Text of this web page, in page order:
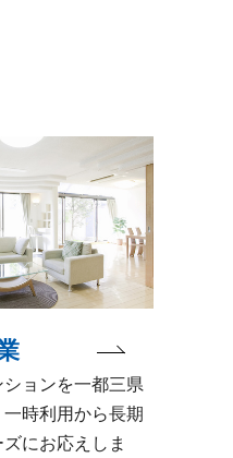
ョンを一都三県
時利用から長期
にお応えしま